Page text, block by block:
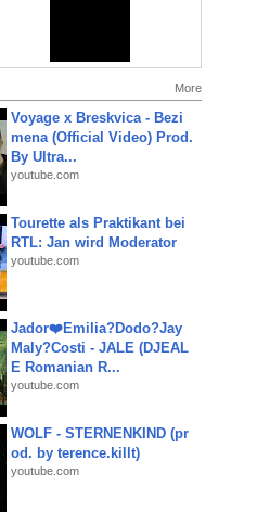
More
Voyage x Breskvica - Bezi
mena (Official Video) Prod.
By Ultra...
youtube.com
Tourette als Praktikant bei
RTL: Jan wird Moderator
youtube.com
Jador❤️Emilia?Dodo?Jay
Maly?Costi - JALE (DJEAL
E Romanian R...
youtube.com
WOLF - STERNENKIND (pr
od. by terence.killt)
youtube.com